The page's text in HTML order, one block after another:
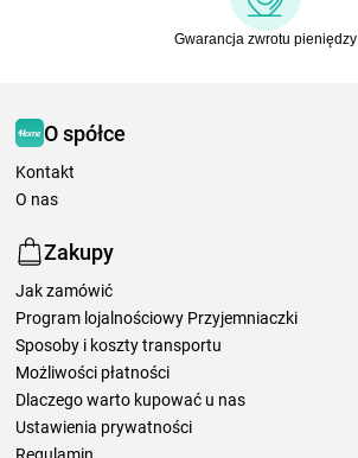
Gwarancja zwrotu pieniędzy
O spółce
Kontakt
O nas
Zakupy
Jak zamówić
Program lojalnościowy Przyjemniaczki
Sposoby i koszty transportu
Możliwości płatności
Dlaczego warto kupować u nas
Ustawienia prywatności